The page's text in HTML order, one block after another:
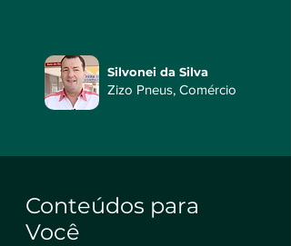
Silvonei da Silva
Zizo Pneus, Comércio
Conteúdos para
Você